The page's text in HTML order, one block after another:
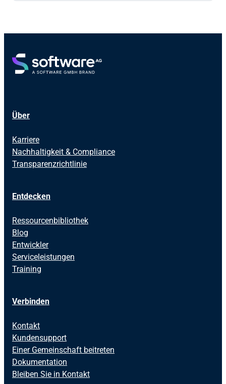
Über
Karriere
Nachhaltigkeit & Compliance
Transparenzrichtlinie
Entdecken
Ressourcenbibliothek
Blog
Entwickler
Serviceleistungen
Training
Verbinden
Kontakt
Kundensupport
Einer Gemeinschaft beitreten
Dokumentation
Bleiben Sie in Kontakt